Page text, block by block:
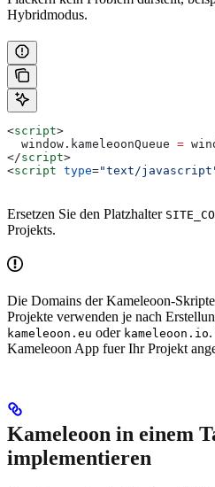
Hybridmodus.
<script>
  window
. kameleoonQueue =
</script>
<script type="text/
Ersetzen Sie den Platzhalter
Projekts.
Die Domains der Kameleoon-
Projekte verwenden je nach
kameleoon.eu oder kameleoon.io
Kameleoon App fuer Ihr Projekt
Kameleoon in einem
implementieren